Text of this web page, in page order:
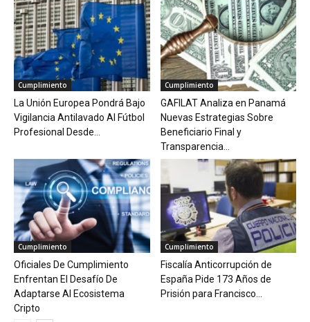
Cumplimiento
La Unión Europea Pondrá Bajo
Vigilancia Antilavado Al Fútbol
Profesional Desde...
Cumplimiento
GAFILAT Analiza en Panamá
Nuevas Estrategias Sobre
Beneficiario Final y
Transparencia...
Cumplimiento
Oficiales De Cumplimiento
Enfrentan El Desafío De
Adaptarse Al Ecosistema
Cripto
Cumplimiento
Fiscalía Anticorrupción de
España Pide 173 Años de
Prisión para Francisco...